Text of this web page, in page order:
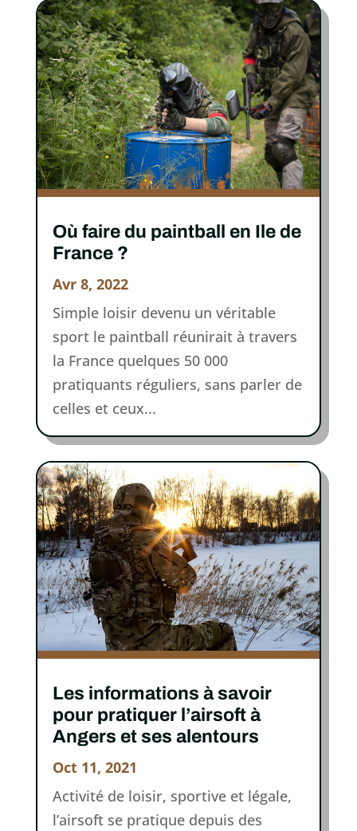
Où faire du paintball en Ile de
France ?
Avr 8, 2022
Simple loisir devenu un véritable
sport le paintball réunirait à travers
la France quelques 50 000
pratiquants réguliers, sans parler de
celles et ceux...
Les informations à savoir
pour pratiquer l’airsoft à
Angers et ses alentours
Oct 11, 2021
Activité de loisir, sportive et légale,
l’airsoft se pratique depuis des